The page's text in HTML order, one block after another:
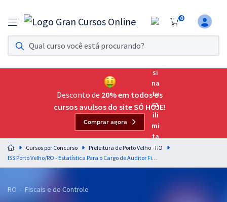
0
Assinatura Ilimitada 11
Acesso a todos os cursos. Teste grátis por 7 dias!
Assinatura OAB Até Passar
Acesso ilimitado a toda preparação para o Exame da
Residências Multiprofissionais
Preparação completa e intensiva para as principais
residências em saúde do Brasil
Desconto de 20% em todos os
cursos avulsos do site SÓ HOJE!
Comprar agora
Cursos por Concurso
Prefeitura de Porto Velho - RO
ISS Porto Velho/RO - Estatística Para o Cargo de Auditor Fiscal da Receita Municipal - Professor Sérgio Carvalho
RO - Fiscais e de Controle